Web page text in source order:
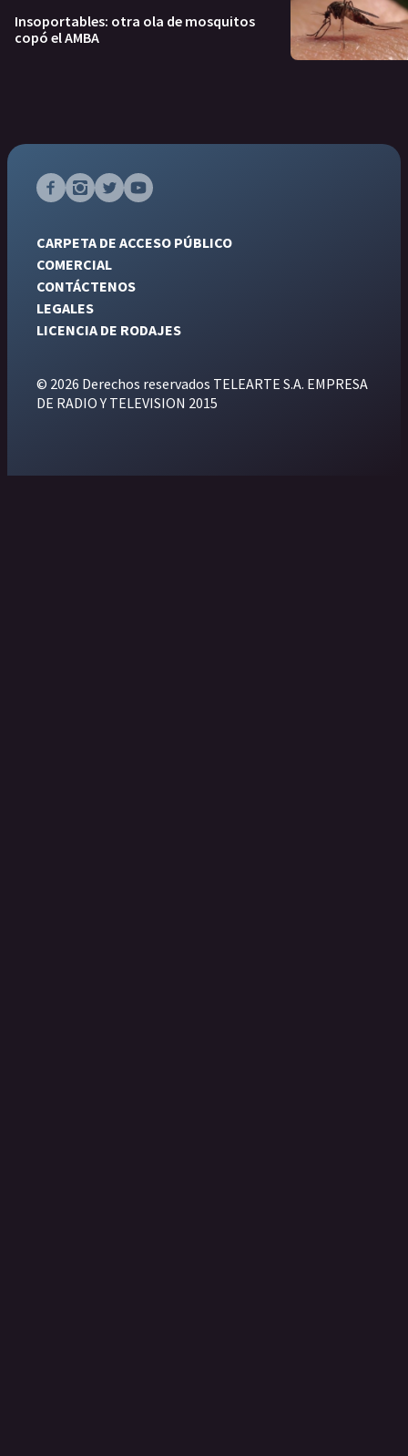
Insoportables: otra ola de mosquitos
copó el AMBA
CARPETA DE ACCESO PÚBLICO
COMERCIAL
CONTÁCTENOS
LEGALES
LICENCIA DE RODAJES
© 2026 Derechos reservados TELEARTE S.A. EMPRESA
DE RADIO Y TELEVISION 2015